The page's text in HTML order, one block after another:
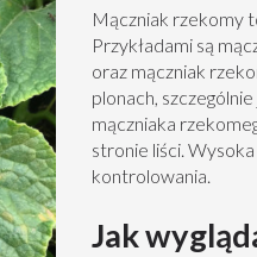
Mączniak rzekomy
Przykładami są
oraz mączniak
plonach,
mączniaka
stronie liści.
kontrolowania.
Jak